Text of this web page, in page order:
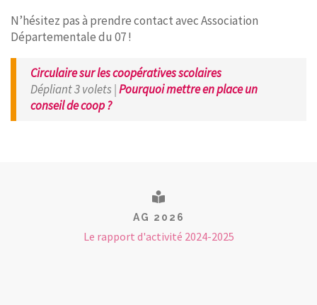
N’hésitez pas à prendre contact avec Association
Départementale du 07 !
Circulaire sur les coopératives scolaires
Dépliant 3 volets |Pourquoi mettre en place un
conseil de coop ?
AG 2026
Le rapport d'activité 2024-2025